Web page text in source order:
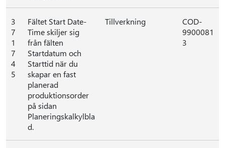
3
7
1
7
4
5
Fältet Start Date-
Time skiljer sig
från fälten
Startdatum och
Starttid när du
skapar en fast
planerad
produktionsorder
på sidan
Planeringskalkylbla
d.
Tillverkning
COD-
9900081
3